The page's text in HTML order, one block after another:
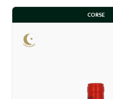
CORSE